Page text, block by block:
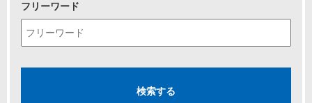
フリーワード